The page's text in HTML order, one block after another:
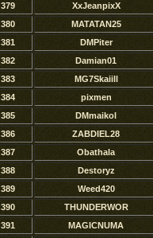
379
XxJeanpixX
380
MATATAN25
381
DMPiter
382
Damian01
383
MG7Skaiill
384
pixmen
385
DMmaikol
386
ZABDIEL28
387
Obathala
388
Destoryz
389
Weed420
390
THUNDERWOR
391
MAGICNUMA